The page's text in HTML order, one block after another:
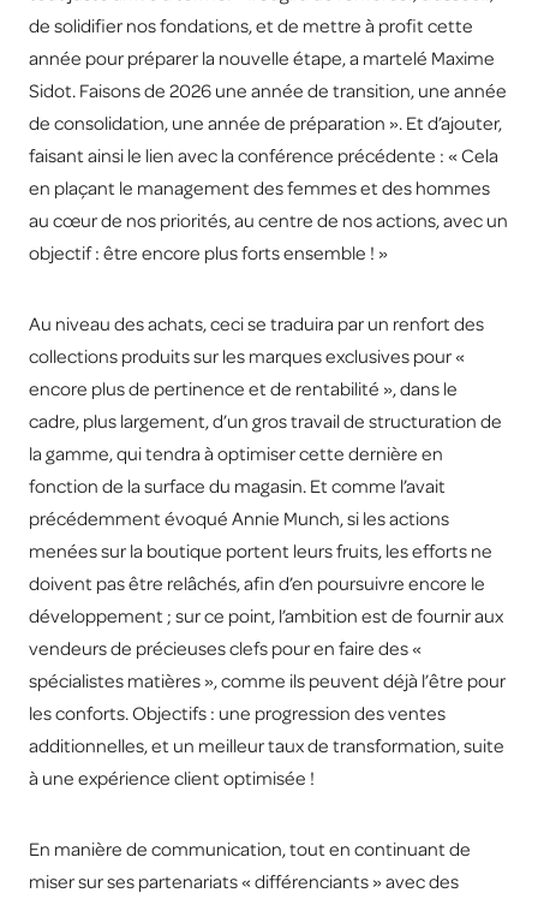
de solidifier nos fondations, et de mettre à profit cette
année pour préparer la nouvelle étape, a martelé Maxime
Sidot. Faisons de 2026 une année de transition, une année
de consolidation, une année de préparation ». Et d’ajouter,
faisant ainsi le lien avec la conférence précédente : « Cela
en plaçant le management des femmes et des hommes
au cœur de nos priorités, au centre de nos actions, avec un
objectif : être encore plus forts ensemble ! »
Au niveau des achats, ceci se traduira par un renfort des
collections produits sur les marques exclusives pour «
encore plus de pertinence et de rentabilité », dans le
cadre, plus largement, d’un gros travail de structuration de
la gamme, qui tendra à optimiser cette dernière en
fonction de la surface du magasin. Et comme l’avait
précédemment évoqué Annie Munch, si les actions
menées sur la boutique portent leurs fruits, les efforts ne
doivent pas être relâchés, afin d’en poursuivre encore le
développement ; sur ce point, l’ambition est de fournir aux
vendeurs de précieuses clefs pour en faire des «
spécialistes matières », comme ils peuvent déjà l’être pour
les conforts. Objectifs : une progression des ventes
additionnelles, et un meilleur taux de transformation, suite
à une expérience client optimisée !
En manière de communication, tout en continuant de
miser sur ses partenariats « différenciants » avec des